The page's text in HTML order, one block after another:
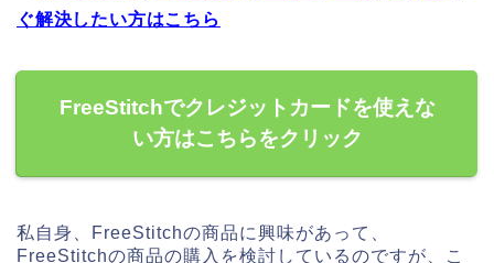
ぐ解決したい方はこちら
FreeStitchでクレジットカードを使えな
い方はこちらをクリック
私自身、FreeStitchの商品に興味があって、
FreeStitchの商品の購入を検討しているのですが、こ